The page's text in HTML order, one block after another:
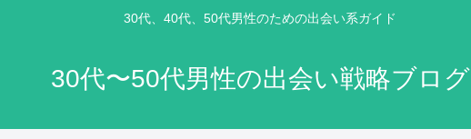
30代、40代、50代男性のための出会い系ガイド
30代〜50代男性の出会い戦略ブログ